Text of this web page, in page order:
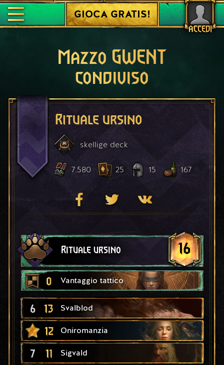
ACCEDI
GIOCA GRATIS!
Mazzo GWENT
condiviso
Rituale ursino
skellige deck
7.580 25 15 167
Rituale ursino 16
0 Vantaggio tattico
6 13 Svalblod
12 Oniromanzia
7 11 Sigvald